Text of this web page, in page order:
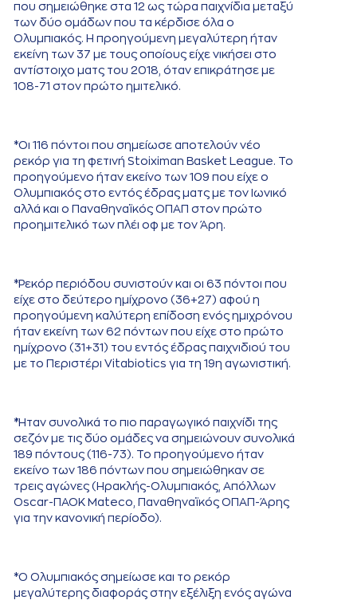
που σημειώθηκε στα 12 ως τώρα παιχνίδια μεταξύ
των δύο ομάδων που τα κέρδισε όλα ο
Ολυμπιακός. Η προηγούμενη μεγαλύτερη ήταν
εκείνη των 37 με τους οποίους είχε νικήσει στο
αντίστοιχο ματς του 2018, όταν επικράτησε με
108-71 στον πρώτο ημιτελικό.
*Οι 116 πόντοι που σημείωσε αποτελούν νέο
ρεκόρ για τη φετινή Stoiximan Basket League. Το
προηγούμενο ήταν εκείνο των 109 που είχε ο
Ολυμπιακός στο εντός έδρας ματς με τον Ιωνικό
αλλά και ο Παναθηναϊκός ΟΠΑΠ στον πρώτο
προημιτελικό των πλέι οφ με τον Άρη.
*Ρεκόρ περιόδου συνιστούν και οι 63 πόντοι που
είχε στο δεύτερο ημίχρονο (36+27) αφού η
προηγούμενη καλύτερη επίδοση ενός ημιχρόνου
ήταν εκείνη των 62 πόντων που είχε στο πρώτο
ημίχρονο (31+31) του εντός έδρας παιχνιδιού του
με το Περιστέρι Vitabiotics για τη 19η αγωνιστική.
*Ήταν συνολικά το πιο παραγωγικό παιχνίδι της
σεζόν με τις δύο ομάδες να σημειώνουν συνολικά
189 πόντους (116-73). Το προηγούμενο ήταν
εκείνο των 186 πόντων που σημειώθηκαν σε
τρεις αγώνες (Ηρακλής-Ολυμπιακός, Απόλλων
Oscar-ΠΑΟΚ Mateco, Παναθηναϊκός ΟΠΑΠ-Άρης
για την κανονική περίοδο).
*Ο Ολυμπιακός σημείωσε και το ρεκόρ
μεγαλύτερης διαφοράς στην εξέλιξη ενός αγώνα